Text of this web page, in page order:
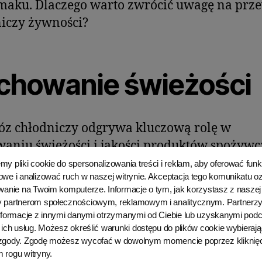
pliki cookie do spersonalizowania treści i reklam, aby oferować
i analizować ruch w naszej witrynie. Akceptacja tego komunikatu
na Twoim komputerze. Informacje o tym, jak korzystasz z
partnerom społecznościowym, reklamowym i analitycznym.
z innymi danymi otrzymanymi od Ciebie lub uzyskanymi
usług. Możesz określić warunki dostępu do plików cookie
Zgodę możesz wycofać w dowolnym momencie poprzez
rogu witryny.
Dlaczego warto zwrócić uwagę na
żywności?
świeżości
chłodniczy odgrywa kluczową rolę w
świeżości i jakości produktów
owoce, warzywa i mięso. Temperatura
z najważniejszych czynników
żywności, a przewóz chłodniczy
odpowiednich warunków termicznych
pojazdu. Dzięki temu, zachowane są
co zapobiega rozwojowi bakterii oraz